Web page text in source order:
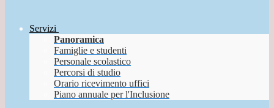
Servizi
Panoramica
Famiglie e studenti
Personale scolastico
Percorsi di studio
Orario ricevimento uffici
Piano annuale per l'Inclusione